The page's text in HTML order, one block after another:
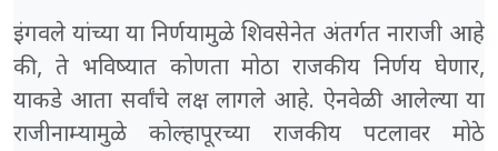
इंगवले यांच्या या निर्णयामुळे शिवसेनेत अंतर्गत नाराजी आहे
की, ते भविष्यात कोणता मोठा राजकीय निर्णय घेणार,
याकडे आता सर्वांचे लक्ष लागले आहे. ऐनवेळी आलेल्या या
राजीनाम्यामुळे कोल्हापूरच्या राजकीय पटलावर मोठे